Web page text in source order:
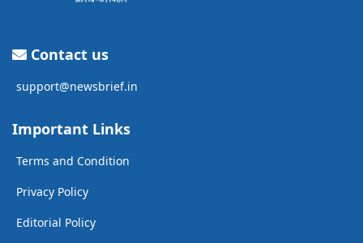
Contact us
support@newsbrief.in
Important Links
Terms and Condition
Privacy Policy
Editorial Policy